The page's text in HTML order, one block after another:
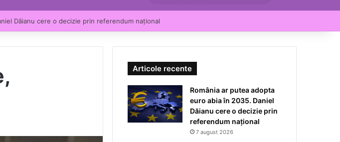
pe
infopres
Prețurile producției industriale au crescut cu 13,5% într-un an
Articole recente
România ar putea adopta
euro abia în 2035. Daniel
Dăianu cere o decizie prin
referendum național
7 august 2026